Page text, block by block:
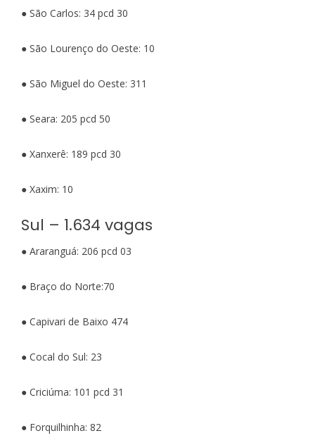
● São Carlos: 34 pcd 30
● São Lourenço do Oeste: 10
● São Miguel do Oeste: 311
● Seara: 205 pcd 50
● Xanxerê: 189 pcd 30
● Xaxim: 10
Sul – 1.634 vagas
● Araranguá: 206 pcd 03
● Braço do Norte:70
● Capivari de Baixo 474
● Cocal do Sul: 23
● Criciúma: 101 pcd 31
● Forquilhinha: 82